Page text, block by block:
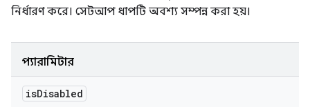
নির্ধারণ করে। সেটআপ ধাপটি অবশ্য সম্পন্ন করা হয়।
প্যারামিটার
isDisabled